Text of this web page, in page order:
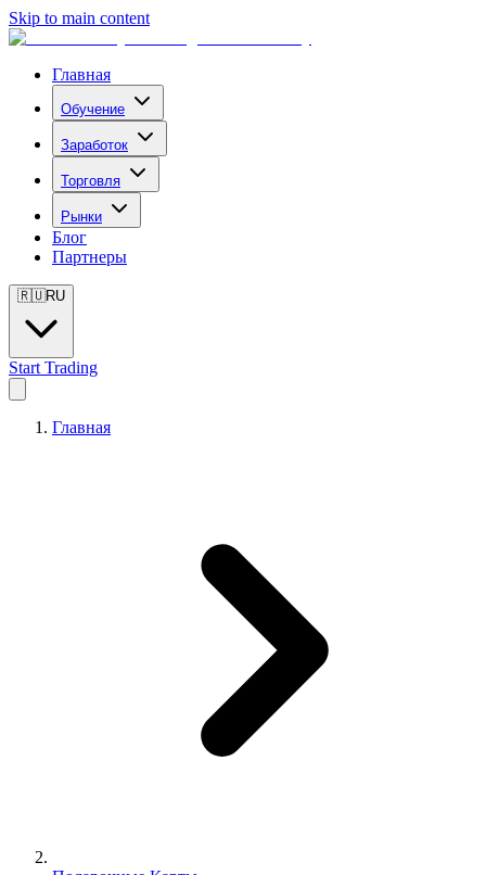
Skip to main content
Главная
Обучение
Заработок
Торговля
Рынки
Блог
Партнеры
🇷🇺RU
Start Trading
Главная